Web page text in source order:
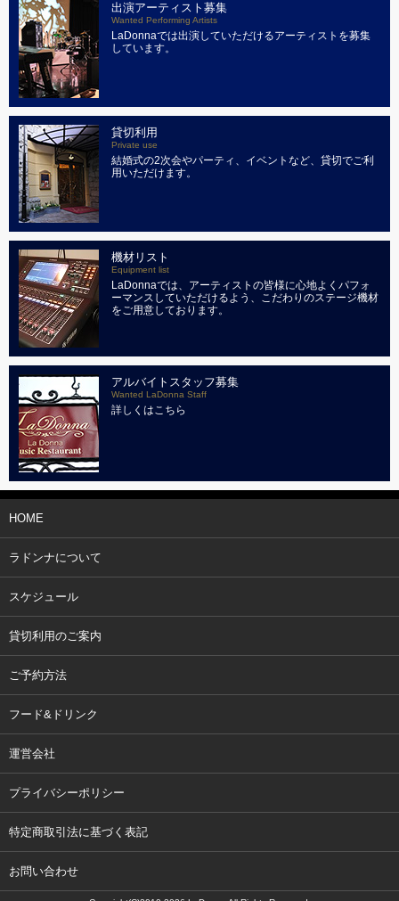
出演アーティスト募集
Wanted Performing Artists
LaDonnaでは出演していただけるアーティストを募集
しています。
貸切利用
Private use
結婚式の2次会やパーティ、イベントなど、貸切でご利
用いただけます。
機材リスト
Equipment list
LaDonnaでは、アーティストの皆様に心地よくパフォ
ーマンスしていただけるよう、こだわりのステージ機材
をご用意しております。
アルバイトスタッフ募集
Wanted LaDonna Staff
詳しくはこちら
HOME
ラドンナについて
スケジュール
貸切利用のご案内
ご予約方法
フード&ドリンク
運営会社
プライバシーポリシー
特定商取引法に基づく表記
お問い合わせ